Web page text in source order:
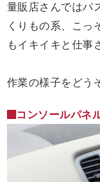
量販店さんではパ
くりもの系、こっ
もイキイキと仕事
作業の様子をどう
コンソールパネ